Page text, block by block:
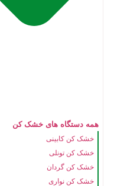
همه دستگاه های خشک کن
خشک کن کابینی
خشک کن تونلی
خشک کن گردان
خشک کن نواری